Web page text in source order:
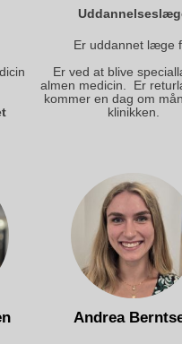
Er uddannet læge
Er ved at blive
almen medicin.  Er
kommer en dag om
klinikken.
Andrea